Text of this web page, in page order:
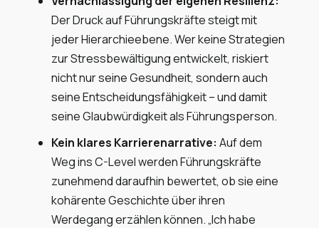
Der Druck auf Führungskräfte steigt mit
jeder Hierarchieebene. Wer keine Strategien
zur Stressbewältigung entwickelt, riskiert
nicht nur seine Gesundheit, sondern auch
seine Entscheidungsfähigkeit – und damit
seine Glaubwürdigkeit als Führungsperson.
Kein klares Karrierenarrative: Auf dem
Weg ins C-Level werden Führungskräfte
zunehmend daraufhin bewertet, ob sie eine
kohärente Geschichte über ihren
Werdegang erzählen können. „Ich habe